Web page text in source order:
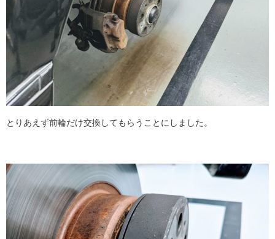
とりあえず前輪だけ交換してもらうことにしました。